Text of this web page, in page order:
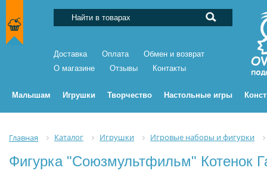
Доставка Оплата
Обмен и возврат
О магазине
Отзывы Контакты
Малышам Игрушки Творчество Настольные игры
Главная Каталог Игрушки Игровые наборы и фигурки
Фигурка "Союзмультфильм" Котенок